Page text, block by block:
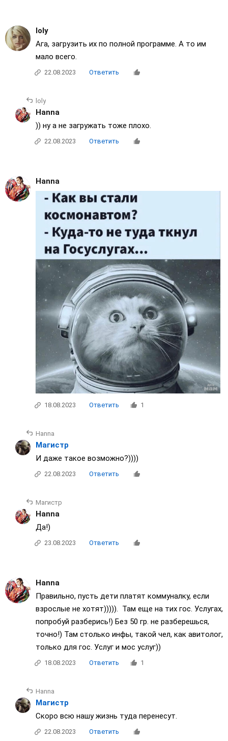
loly
Ага, загрузить их по полной программе. А то им
мало всего.
22.08.2023 Ответить
loly
Нanna
)) ну а не загружать тоже плохо.
22.08.2023 Ответить
Нanna
18.08.2023 Ответить 1
Нanna
Магистр
И даже такое возможно?))))
22.08.2023 Ответить
Магистр
Нanna
Да!)
23.08.2023 Ответить
Нanna
Правильно, пусть дети платят коммуналку, если
взрослые не хотят))))). Там еще на тих гос. Услугах,
попробуй разберись!) Без 50 гр. не разберешься,
точно!) Там столько инфы, такой чел, как авитолог,
только для гос. Услуг и мос услуг))
18.08.2023 Ответить 1
Нanna
Магистр
Скоро всю нашу жизнь туда перенесут.
22.08.2023 Ответить